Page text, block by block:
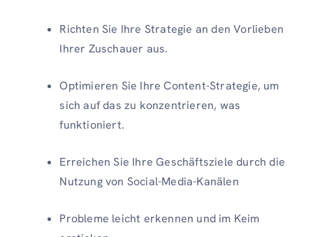
Richten Sie Ihre Strategie an den Vorlieben
Ihrer Zuschauer aus.
Optimieren Sie Ihre Content-Strategie, um
sich auf das zu konzentrieren, was
funktioniert.
Erreichen Sie Ihre Geschäftsziele durch die
Nutzung von Social-Media-Kanälen
Probleme leicht erkennen und im Keim